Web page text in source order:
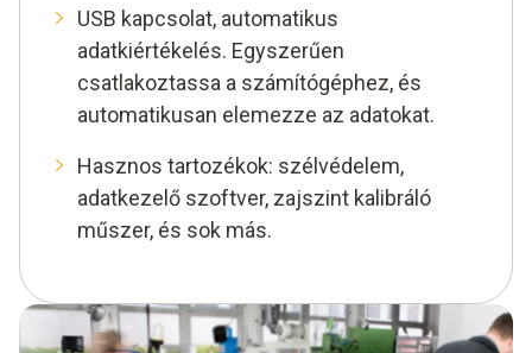
USB kapcsolat, automatikus
adatkiértékelés. Egyszerűen
csatlakoztassa a számítógéphez, és
automatikusan elemezze az adatokat.
Hasznos tartozékok: szélvédelem,
adatkezelő szoftver, zajszint kalibráló
műszer, és sok más.